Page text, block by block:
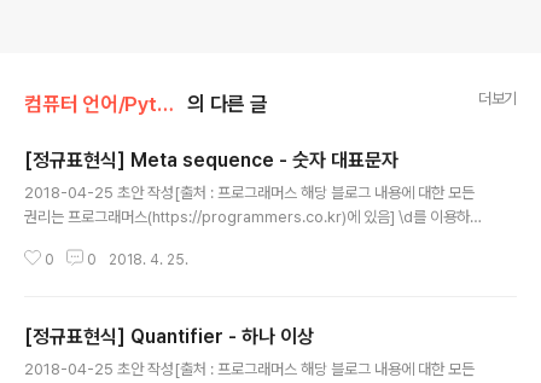
컴퓨터 언어/Python 의 다른 글 더보기
[정규표현식] Meta sequence - 숫자 대표문자
2018-04-25 초안 작성[출처 : 프로그래머스 해당 블로그 내용에 대한 모든
권리는 프로그래머스(https://programmers.co.kr)에 있음] \d를 이용하면
이 연결된 숫자를 찾고 싶을때는 어떻게 해야 할까요?+를 이용하면 되는데요.
보세요.
0 0 2018. 4. 25.
[정규표현식] Quantifier - 하나 이상
2018-04-25 초안 작성[출처 : 프로그래머스 해당 블로그 내용에 대한 모든